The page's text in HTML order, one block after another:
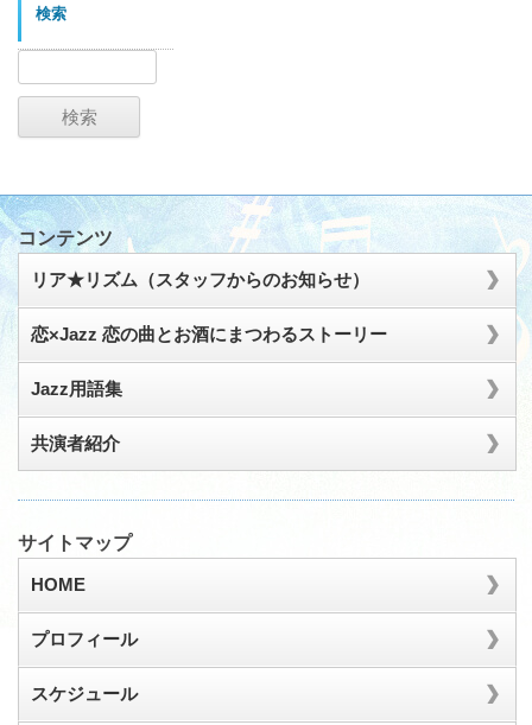
検索
検
コンテンツ
リア★リズム（スタッフからのお知らせ）
恋×Jazz 恋の曲とお酒にまつわるストーリー
Jazz用語集
共演者紹介
サイトマップ
HOME
プロフィール
スケジュール